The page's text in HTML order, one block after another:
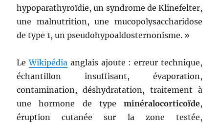
hypoparathyroïdie, un syndrome de Klinefelter,
une malnutrition, une mucopolysaccharidose
de type 1, un pseudohypoaldosternonisme. »
LeWikipédia anglais ajoute : erreur technique,
échantillon insuffisant, évaporation,
contamination, déshydratation, traitement à
une hormone de type minéralocorticoïde,
éruption cutanée sur la zone testée,